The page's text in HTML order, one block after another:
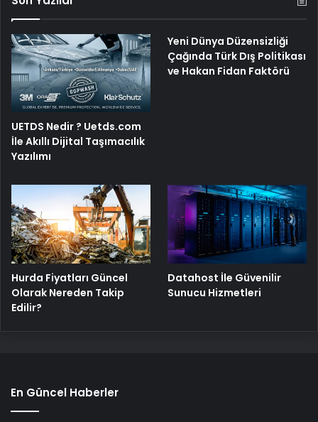
UETDS Nedir ? Uetds.com
İle Akıllı Dijital Taşımacılık
Yazılımı
Yeni Dünya Düzensizliği
Çağında Türk Dış Politikası
ve Hakan Fidan Faktörü
Hurda Fiyatları Güncel
Olarak Nereden Takip
Edilir?
Datahost İle Güvenilir
Sunucu Hizmetleri
En Güncel Haberler